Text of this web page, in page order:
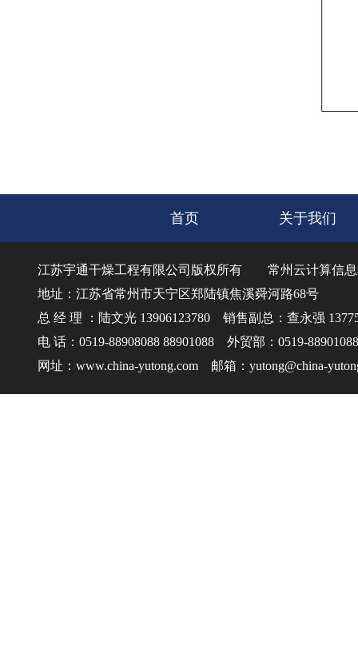
首页 关于我们
江苏宇通干燥工程有限公司版权所有 常州云计算信
地址：江苏省常州市天宁区郑陆镇焦溪舜河路68号
总 经 理 ：陆文光 13906123780 销售副总：查永强
电 话：0519-88908088 88901088 外贸部：0519-
网址：www.china-yutong.com 邮箱：yutong@china-